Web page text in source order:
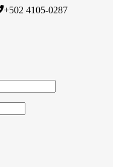
+502 4105-0287